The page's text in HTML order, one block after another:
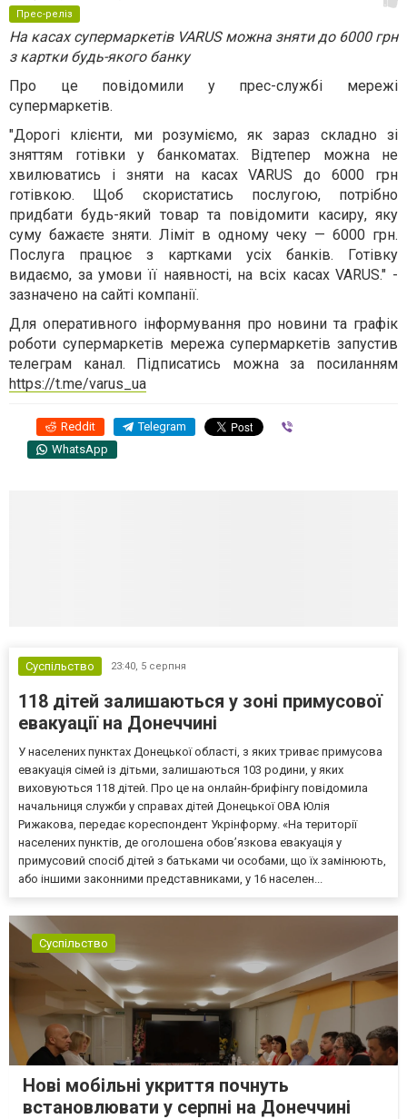
Прес-реліз
На касах супермаркетів VARUS можна зняти до 6000 грн
з картки будь-якого банку
Про це повідомили у прес-службі мережі
супермаркетів.
"Дорогі клієнти, ми розуміємо, як зараз складно зі
зняттям готівки у банкоматах. Відтепер можна не
хвилюватись і зняти на касах VARUS до 6000 грн
готівкою. Щоб скористатись послугою, потрібно
придбати будь-який товар та повідомити касиру, яку
суму бажаєте зняти. Ліміт в одному чеку — 6000 грн.
Послуга працює з картками усіх банків. Готівку
видаємо, за умови її наявності, на всіх касах VARUS." -
зазначено на сайті компанії.
Для оперативного інформування про новини та графік
роботи супермаркетів мережа супермаркетів запустив
телеграм канал. Підписатись можна за посиланням
https://t.me/varus_ua
Reddit Telegram
WhatsApp
Суспільство 23:40, 5 серпня
118 дітей залишаються у зоні примусової
евакуації на Донеччині
У населених пунктах Донецької області, з яких триває примусова
евакуація сімей із дітьми, залишаються 103 родини, у яких
виховуються 118 дітей. Про це на онлайн-брифінгу повідомила
начальниця служби у справах дітей Донецької ОВА Юлія
Рижакова, передає кореспондент Укрінформу. «На території
населених пунктів, де оголошена обов’язкова евакуація у
примусовий спосіб дітей з батьками чи особами, що їх замінюють,
або іншими законними представниками, у 16 населен...
Суспільство
Нові мобільні укриття почнуть
встановлювати у серпні на Донеччині